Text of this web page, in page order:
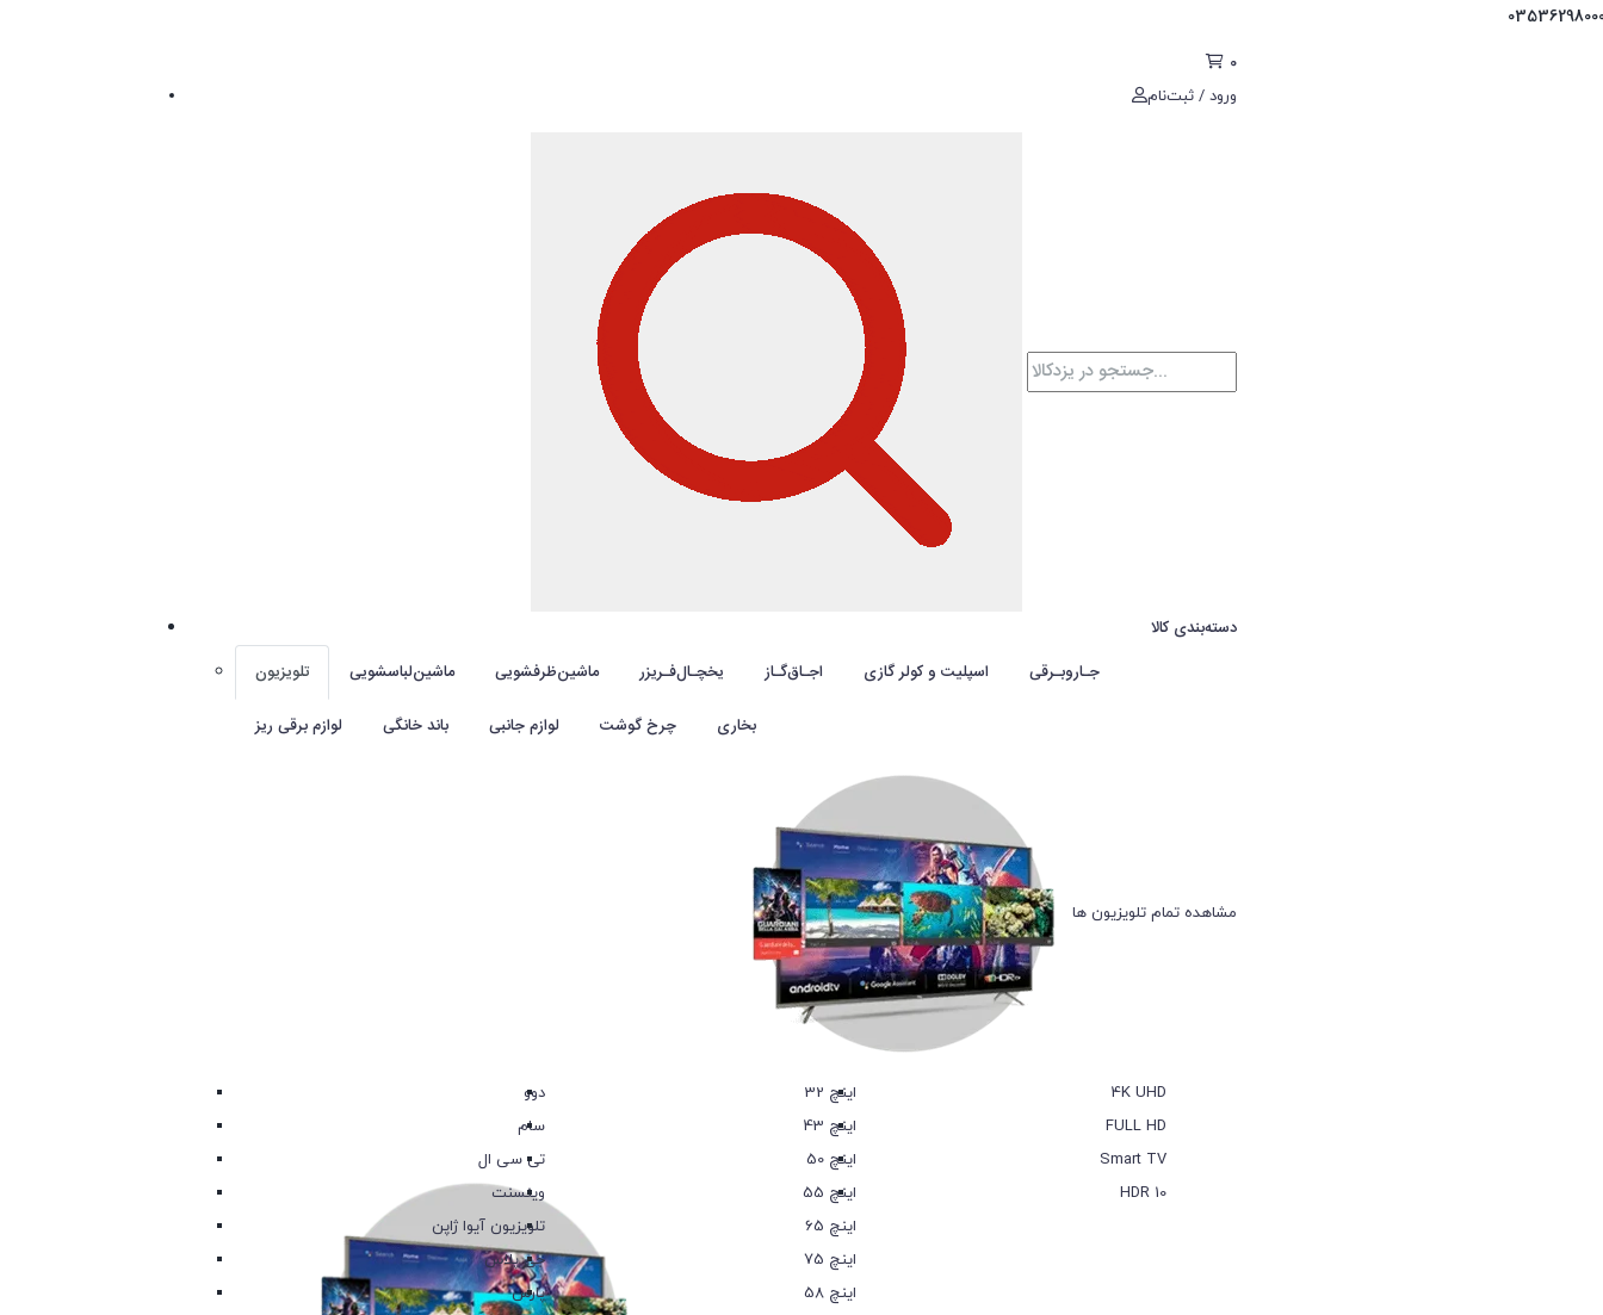
0
ورود / ثبت‌نام
دسته‌بندی کالا
تلویزیون
ماشین‌لباسشویی ماشین‌ظرفشویی یخچـال‌فـریزر اجـاق‌گـاز اسپلیت و کولر گازی جـاروبـرقی
لوازم برقی ریز باند خانگی لوازم جانبی چرخ گوشت بخاری
مشاهده تمام تلویزیون ها
دوو
سام
تی‌ سی ال
وینسنت
تلویزیون آیوا ژاپن
جی پلاس
پارس
32 اینچ
43 اینچ
50 اینچ
55 اینچ
65 اینچ
75 اینچ
58 اینچ
4K UHD
FULL HD
Smart TV
HDR 10